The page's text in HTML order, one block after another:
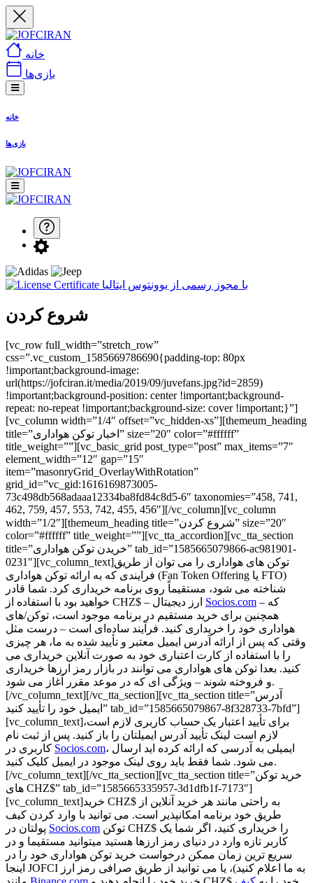
خانه
بازی‌ها
خانه
بازی‌ها
با مجوز رسمی از یوونتوس ایتالیا
شروع کردن
[vc_row full_width=”stretch_row”
css=”.vc_custom_1585669786690{padding-top: 80px
!important;background-image:
url(https://jofciran.it/media/2019/09/juvefans.jpg?id=2859)
!important;background-position: center !important;background-
repeat: no-repeat !important;background-size: cover !important;}”]
[vc_column width=”1/4″ offset=”vc_hidden-xs”][themeum_heading
title=”اخبار توکن هواداری” size=”20″ color=”#ffffff”
title_weight=””][vc_basic_grid post_type=”post” max_items=”7″
element_width=”12″ gap=”15″
item=”masonryGrid_OverlayWithRotation”
grid_id=”vc_gid:1616169873005-
73c498db568adaaa12334ba8fd84c8d5-6″ taxonomies=”458, 741,
462, 759, 457, 553, 742, 455, 456″][/vc_column][vc_column
width=”1/2″][themeum_heading title=”شروع کردن” size=”20″
color=”#ffffff” title_weight=””][vc_tta_accordion][vc_tta_section
title=”خریدن توکن هواداری” tab_id=”1585665079866-ac981901-
0231″][vc_column_text]توکن های هواداری را می توان از طریق
فرایندی که به ارائه توکن هواداری (Fan Token Offering یا FTO)
شناخته می شود، مستقیماً روی برنامه خریداری کرد. شما قادر
Socios.com – که
همچنین برای خرید مستقیم در برنامه موجود است، توکن/های
هواداری خود را خریداری کنید. فرآیند ساده‌ای است – درست مثل
وقتی که پس از ارائه آدرس ایمیل معتبر و تأیید شده به ما، هر چیزی
را با استفاده از کارت اعتباری خود به صورت آنلاین خریداری می
کنید. بعدا توکن های هواداری می توانند در بازار رمز ارزها خریداری
و فروخته شوند – ویژگی ای که در موعد مقرر آغاز می شود.
[/vc_column_text][/vc_tta_section][vc_tta_section title=”آدرس
ایمیل خود را تأیید کنید” tab_id=”1585665079867-8f328733-7bfd”]
[vc_column_text]برای تأیید اعتبار یک حساب کاربری لازم است،
لازم است لینک تأیید آدرس ایمیلتان را باز کنید. پس از ثبت نام
Socios.com، ایمیلی به آدرسی که ارائه کرده اید ارسال
می شود. شما فقط باید روی لینک موجود در ایمیل کلیک کنید.
[/vc_column_text][/vc_tta_section][vc_tta_section title=”خرید توکن
های CHZ$” tab_id=”1585665335957-3d1dfb1f-7173″]
[vc_column_text]خرید CHZ$ به راحتی مانند هر خرید آنلاین از
طریق خود برنامه امکانپذیر است. می توانید با وارد کردن کیف
Socios.com
کاربر تازه وارد در دنیای رمز ارزها هستید میتوانید مستقیما و در
سریع ترین زمان ممکن درخواست خرید توکن هواداری خود را در
اینجا JOFCI به ما اعلام کنید)، یا می توانید از طریق صرافی رمز ارز